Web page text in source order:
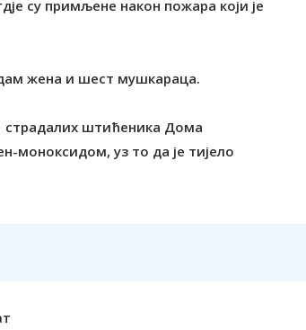
су примљене након пожара који је
жена и шест мушкараца.
страдалих штићеника Дома
моноксидом, уз то да је тијело